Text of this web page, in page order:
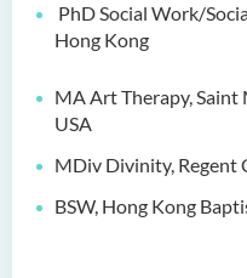
PhD Social Work/
Hong Kong
MA Art Therapy,
USA
MDiv Divinity, Regent
BSW, Hong Kong